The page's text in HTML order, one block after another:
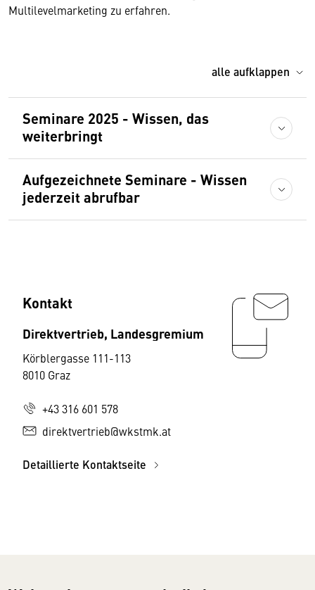
Multilevelmarketing zu erfahren.
alle aufklappen
Seminare 2025 - Wissen, das
weiterbringt
Aufgezeichnete Seminare - Wissen
jederzeit abrufbar
Kontakt
Direktvertrieb, Landesgremium
Körblergasse 111-113
8010 Graz
+43 316 601 578
direktvertrieb@wkstmk.at
Detaillierte Kontaktseite